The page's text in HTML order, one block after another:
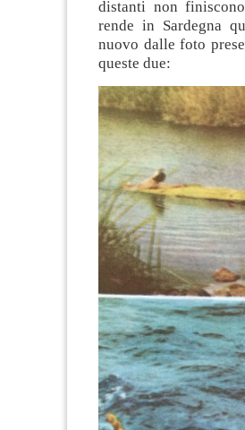
distanti non
rende in Sardegna
nuovo dalle foto
queste due: